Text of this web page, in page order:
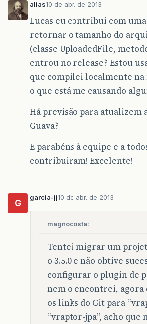
alias10 de abr. de 2013
Lucas eu contribui com
retornar o tamanho do
(classe UploadedFile,
entrou no release? Estou
que compilei localmente
o que está me causando
Há previsão para atualizem
Guava?
E parabéns à equipe e a
contribuiram! Excelente!
G
garcia-jj10 de abr. de 2013
magnocosta:
Tentei migrar um
o 3.5.0 e não obtive
configurar o plugin de
nem o encontrei, agora
os links do Git para
“vraptor-jpa”, acho que